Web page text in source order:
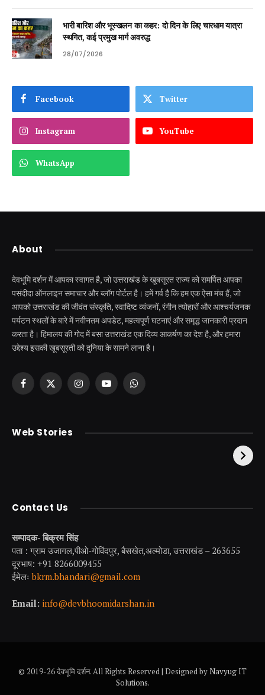
भारी बारिश और भूस्खलन का कहर: दो दिन के लिए चारधाम यात्रा
स्थगित, कई प्रमुख मार्ग अवरुद्ध
28/07/2026
Facebook Twitter
Instagram YouTube
WhatsApp
About
देवभूमि दर्शन में आपका स्वागत है, जो उत्तराखंड के खूबसूरत राज्य को समर्पित आपका
पसंदीदा ऑनलाइन समाचार और ब्लॉग पोर्टल है। हमें गर्व है कि हम एक ऐसा मंच हैं, जो
आपको उत्तराखंड की जीवंत संस्कृति, स्वादिष्ट व्यंजनों, रंगीन त्योहारों और आश्चर्यजनक
पर्यटन स्थलों के बारे में नवीनतम अपडेट, महत्वपूर्ण घटनाएं और समृद्ध जानकारी प्रदान
करता है। हिमालय की गोद में बसा उत्तराखंड एक दिव्य आकर्षण का देश है, और हमारा
उद्देश्य इसकी खूबसूरती को दुनिया के सामने लाना है।
Facebook
X
InstagramYouTubeWhatsApp
Web Stories
केदारनाथ से पहले होती है
उत्तराखंड की एक ऐसी
Contact Us
सम्पादक- बिक्रम सिंह
पता : ग्राम उजागल,पीओ-गोविंदपुर, बैसखेत,अल्मोडा, उत्तराखंड – 263655
दूरभाष: +91 8266009455
ईमेलःbkrm.bhandari@gmail.com
Email: info@devbhoomidarshan.in
© 2019-26 देवभूमि दर्शन. All Rights Reserved | Designed byNavyug IT
Solutions.